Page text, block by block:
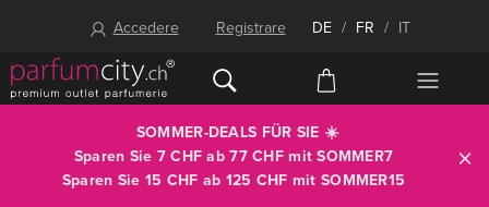
Accedere Registrare DE / FR / IT
SOMMER-DEALS FÜR SIE ☀️
Sparen Sie 7 CHF ab 77 CHF mitSOMMER7
Sparen Sie 15 CHF ab 125 CHF mit SOMMER15